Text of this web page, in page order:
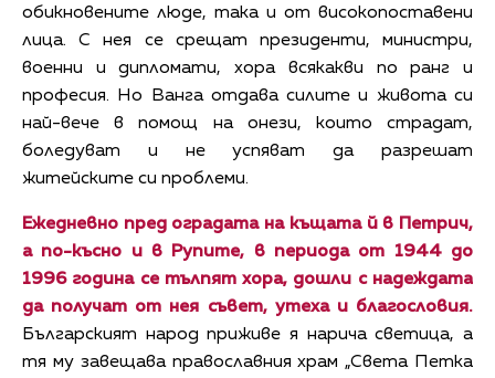
обикновените люде, така и от високопоставени
лица. С нея се срещат президенти, министри,
военни и дипломати, хора всякакви по ранг и
професия. Но Ванга отдава силите и живота си
най-вече в помощ на онези, които страдат,
боледуват и не успяват да разрешат
житейските си проблеми.
Ежедневно пред оградата на къщата й в Петрич,
а по-късно и в Рупите, в периода от 1944 до
1996 година се тълпят хора, дошли с надеждата
да получат от нея съвет, утеха и благословия.
Българският народ приживе я нарича светица, а
тя му завещава православния храм „Света Петка